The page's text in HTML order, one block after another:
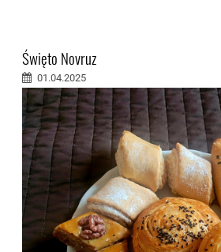
Święto Novruz
01.04.2025